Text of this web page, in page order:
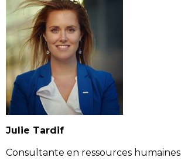
Julie Tardif
Consultante en ressources humaines